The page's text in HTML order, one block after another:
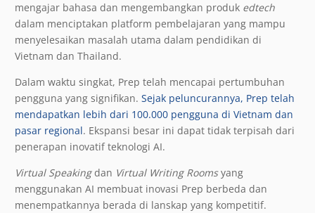
mengajar bahasa dan mengembangkan produk edtech
dalam menciptakan platform pembelajaran yang mampu
menyelesaikan masalah utama dalam pendidikan di
Vietnam dan Thailand.
Dalam waktu singkat, Prep telah mencapai pertumbuhan
pengguna yang signifikan. Sejak peluncurannya, Prep telah
mendapatkan lebih dari 100.000 pengguna di Vietnam dan
pasar regional. Ekspansi besar ini dapat tidak terpisah dari
penerapan inovatif teknologi AI.
Virtual Speakingdan Virtual Writing Roomsyang
menggunakan AI membuat inovasi Prep berbeda dan
menempatkannya berada di lanskap yang kompetitif.